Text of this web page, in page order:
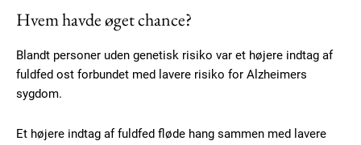
Subscription Plans
Hvem havde øget chance?
Blandt personer uden genetisk risiko var et højere indtag af
fuldfed ost forbundet med lavere risiko for Alzheimers
sygdom.
Et højere indtag af fuldfed fløde hang sammen med lavere